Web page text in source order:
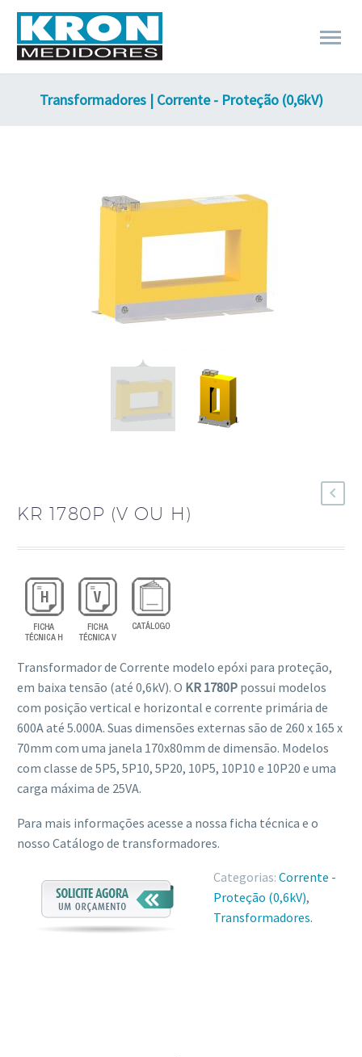
Transformadores | Corrente - Proteção (0,6kV)
KR 1780P (V OU H)
Transformador de Corrente modelo epóxi para proteção,
em baixa tensão (até 0,6kV). O KR 1780P possui modelos
com posição vertical e horizontal e corrente primária de
600A até 5.000A. Suas dimensões externas são de 260 x 165 x
70mm com uma janela 170x80mm de dimensão. Modelos
com classe de 5P5, 5P10, 5P20, 10P5, 10P10 e 10P20 e uma
carga máxima de 25VA.
Para mais informações acesse a nossa ficha técnica e o
nosso Catálogo de transformadores.
Categorias: Corrente -
Proteção (0,6kV),
Transformadores.